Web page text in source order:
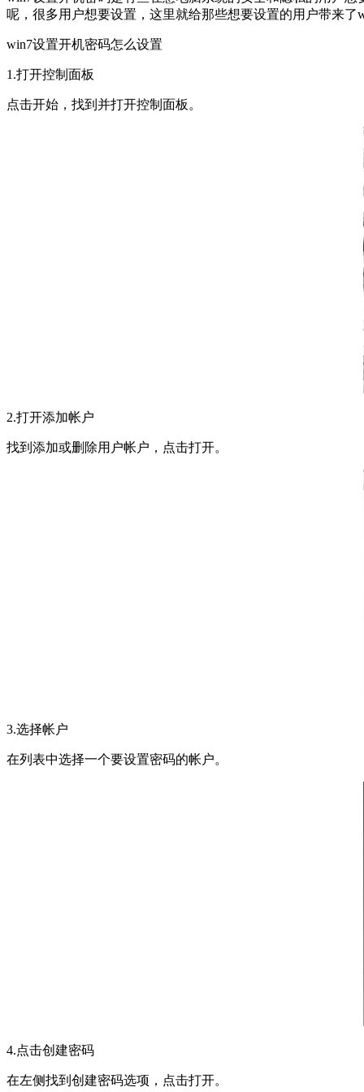
呢，很多用户想要设置，这里就给那些想要设置的用户带来
win7设置开机密码怎么设置
1.打开控制面板
点击开始，找到并打开控制面板。
2.打开添加帐户
找到添加或删除用户帐户，点击打开。
3.选择帐户
在列表中选择一个要设置密码的帐户。
4.点击创建密码
在左侧找到创建密码选项，点击打开。